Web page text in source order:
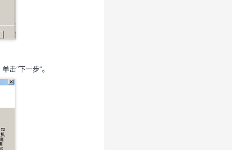
击“下一步”。
击“下一步”。